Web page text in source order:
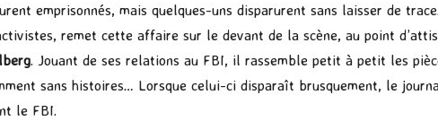
emprisonnés, mais quelques-uns disparurent sans laisser de
remet cette affaire sur le devant de la scène, au point
. Jouant de ses relations au FBI, il rassemble petit à petit les
sans histoires… Lorsque celui-ci disparaît brusquement, le
le FBI.